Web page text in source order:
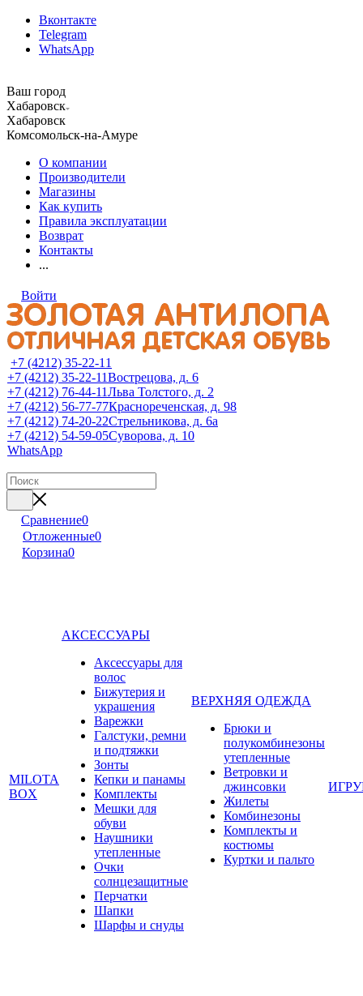
Вконтакте
Telegram
WhatsApp
Ваш город
Хабаровск
Хабаровск
Комсомольск-на-Амуре
О компании
Производители
Магазины
Как купить
Правила эксплуатации
Возврат
Контакты
...
Войти
+7 (4212) 35-22-11
+7 (4212) 35-22-11Вострецова, д. 6
+7 (4212) 76-44-11Льва Толстого, д. 2
+7 (4212) 56-77-77Краснореченская, д. 98
+7 (4212) 74-20-22Стрельникова, д. 6а
+7 (4212) 54-59-05Суворова, д. 10
WhatsApp
Сравнение0
Отложенные0
Корзина0
MILOTA
BOX
АКСЕССУАРЫ
Аксессуары для
волос
Бижутерия и
украшения
Варежки
Галстуки, ремни
и подтяжки
Зонты
Кепки и панамы
Комплекты
Мешки для
обуви
Наушники
утепленные
Очки
солнцезащитные
Перчатки
Шапки
Шарфы и снуды
ВЕРХНЯЯ ОДЕЖДА
Брюки и
полукомбинезоны
утепленные
Ветровки и
джинсовки
Жилеты
Комбинезоны
Комплекты и
костюмы
Куртки и пальто